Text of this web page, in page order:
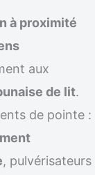
à proximité
aux
de lit.
de pointe :
, pulvérisateurs